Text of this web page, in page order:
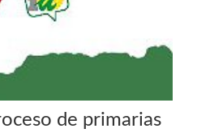
de primarias